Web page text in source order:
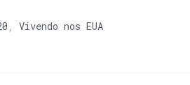
Vivendo nos EUA